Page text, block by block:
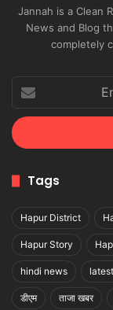
Jannah is a Clean
News and Blog
completely
your
Email
address
Tags
Hapur District
Hapur Story
hindi news
डीएम ताजा खबर